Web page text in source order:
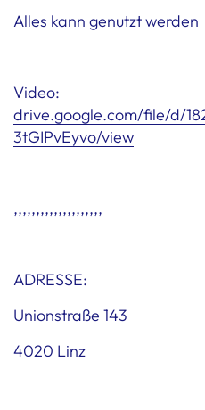
Alles kann genutzt werden
Video:
drive.google.com/file/d/
3tGIPvEyvo/view
,,,,,,,,,,,,,,,,,,,,
ADRESSE:
Unionstraße 143
4020 Linz